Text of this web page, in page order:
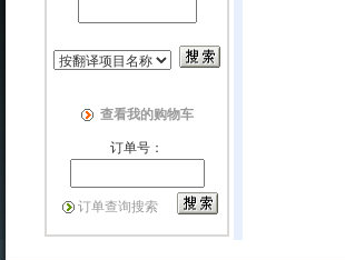
查看我的购物车
订单号：
订单查询搜索